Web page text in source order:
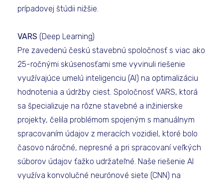
prípadovej štúdii nižšie.
VARS (Deep Learning)
Pre zavedenú českú stavebnú spoločnosť s viac ako
25-ročnými skúsenosťami sme vyvinuli riešenie
využívajúce umelú inteligenciu (AI) na optimalizáciu
hodnotenia a údržby ciest. Spoločnosť VARS, ktorá
sa špecializuje na rôzne stavebné a inžinierske
projekty, čelila problémom spojeným s manuálnym
spracovaním údajov z meracích vozidiel, ktoré bolo
časovo náročné, nepresné a pri spracovaní veľkých
súborov údajov ťažko udržateľné. Naše riešenie AI
využíva konvolučné neurónové siete (CNN) na